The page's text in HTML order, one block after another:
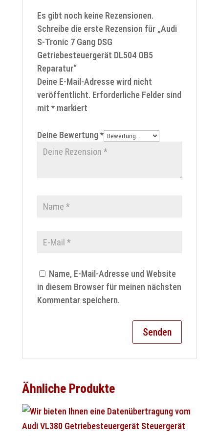
Es gibt noch keine Rezensionen.
Schreibe die erste Rezension für „Audi
S-Tronic 7 Gang DSG
Getriebesteuergerät DL504 OB5
Reparatur“
Deine E-Mail-Adresse wird nicht
veröffentlicht. Erforderliche Felder sind
mit *markiert
Deine Bewertung *
Name, E-Mail-Adresse und Website
in diesem Browser für meinen nächsten
Kommentar speichern.
Ähnliche Produkte